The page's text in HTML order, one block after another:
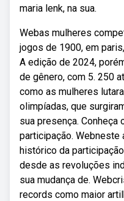
maria lenk, na sua.
Webas mulheres
jogos de 1900, em
A edição de 2024,
de gênero, com 5. 250
como as mulheres
olimpíadas, que
sua presença.
participação. Webneste
histórico da
desde as revoluções
sua mudança de.
records como maior